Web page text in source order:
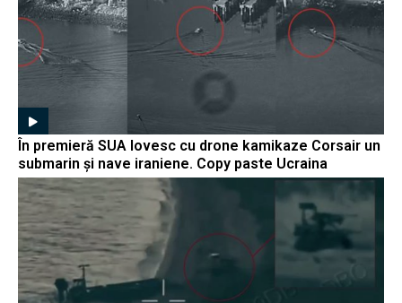
În premieră SUA lovesc cu drone kamikaze Corsair un
submarin și nave iraniene. Copy paste Ucraina